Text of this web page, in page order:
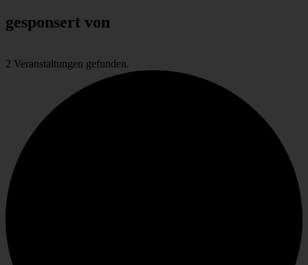
gesponsert von
2 Veranstaltungen gefunden.